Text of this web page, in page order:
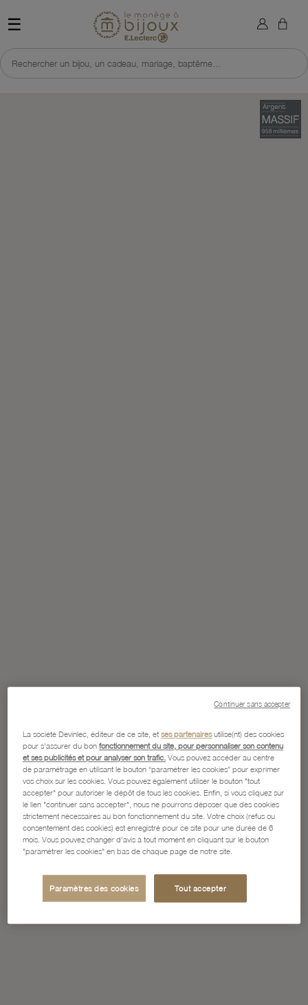
☰ Retour à l'accueil du site
Rechercher un bijou, un cadeau, mariage, baptême...
×
La société Devinlec, éditeur de ce site, etses partenairesutilise(nt) des cookies
pour s'assurer du bonfonctionnement du site, pour personnaliser son contenu
et ses publicités et pour analyser son trafic. Vous pouvez accéder au centre
de paramétrage en utilisant le bouton “paramétrer les cookies” pour exprimer
vos choix sur les cookies. Vous pouvez également utiliser le bouton "tout
accepter" pour autoriser le dépôt de tous les cookies. Enfin, si vous cliquez sur
le lien "continuer sans accepter", nous ne pourrons déposer que des cookies
strictement nécessaires au bon fonctionnement du site. Votre choix (refus ou
consentement des cookies) est enregistré pour ce site pour une durée de 6
mois. Vous pouvez changer d'avis à tout moment en cliquant sur le bouton
"paramétrer les cookies" en bas de chaque page de notre site.
Paramètres des cookies Tout accepter
Continuer sans accepter